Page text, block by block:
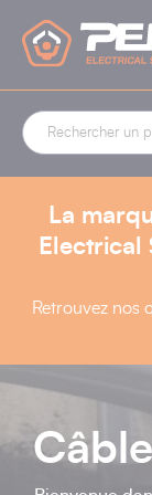
La
Electrical
Retrouvez nos